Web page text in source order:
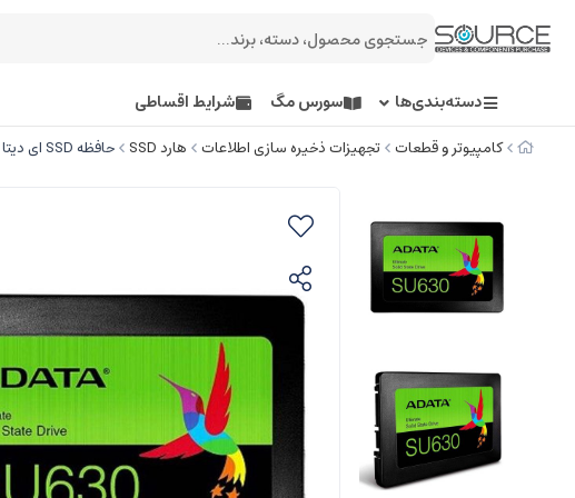
دسته‌بندی‌ها سورس مگ شرایط اقساطی
کامپیوتر و قطعات تجهیزات ذخیره سازی اطلاعات هارد SSD حافظه SSD ای دیتا مدل SU630 ظرفیت 240GB